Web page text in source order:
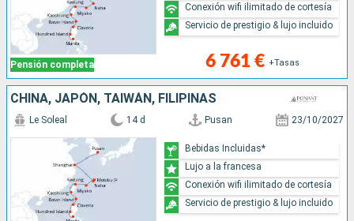
Pensión completa 6 761 € +Tasas
Conexión wifi ilimitado de cortesía
Servicio de prestigio & lujo incluido
CHINA, JAPÓN, TAIWÁN, FILIPINAS
Le Soleal 14 d Pusan 23/10/2027
Bebidas Incluidas*
Lujo a la francesa
Conexión wifi ilimitado de cortesía
Servicio de prestigio & lujo incluido